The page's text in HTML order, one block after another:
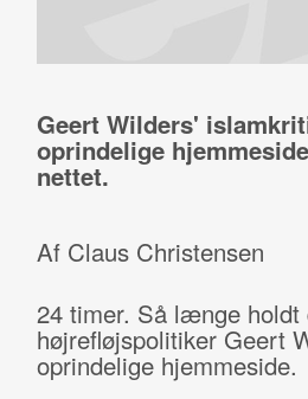
Geert Wilders'
oprindelige
nettet.
Af Claus Christensen
24 timer. Så længe holdt
højrefløjspolitiker Geert
oprindelige hjemmeside.